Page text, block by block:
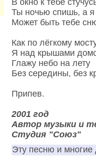
В окно к тебе
Ты ночью спишь, а я
Может быть тебе
Как по лёгкому
Я над крышами
Глажу небо на лету
Без середины, без
Припев.
2001 год
Автор музыки и
Студия "Союз"
Эту песню и